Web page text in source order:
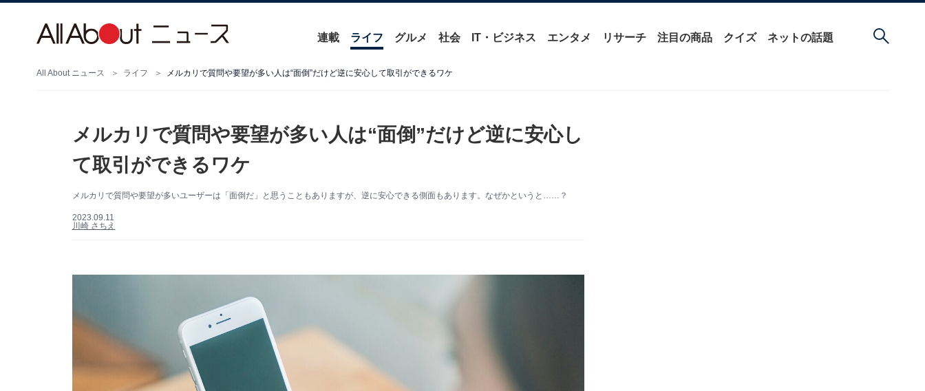
連載 ライフ グルメ 社会 IT・ビジネス エンタメ リサーチ 注目の商品 クイズ ネットの話題
All About ニュース ライフ メルカリで質問や要望が多い人は“面倒”だけど逆に安心して取引ができるワケ
メルカリで質問や要望が多い人は“面倒”だけど逆に安心し
て取引ができるワケ
メルカリで質問や要望が多いユーザーは「面倒だ」と思うこともありますが、逆に安心できる側面もあります。なぜかというと……？
2023.09.11
川崎 さちえ